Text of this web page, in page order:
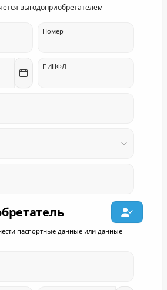
выгодоприобретателем
Номер
ПИНФЛ
паспортные данные или данные